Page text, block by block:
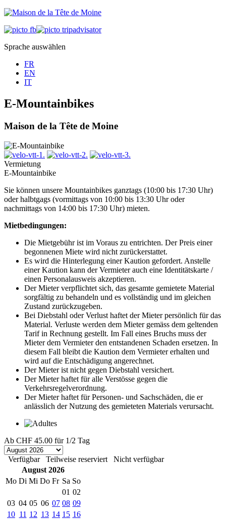
Sprache auswählen
FR
EN
IT
E-Mountainbikes
Maison de la Tête de Moine
Vermietung
E-Mountainbike
Sie können unsere Mountainbikes ganztags (10:00 bis 17:30 Uhr)
oder halbtgags (vormittags von 10:00 bis 13:30 Uhr oder
nachmittags von 14:00 bis 17:30 Uhr) mieten.
Mietbedingungen:
Die Mietgebühr ist im Voraus zu entrichten. Der Preis einer
begonnenen Miete wird nicht zurückerstattet.
Es wird die Hinterlegung einer Kaution gefordert. Anstelle
einer Kaution kann der Vermieter auch eine Identitätskarte /
einen Personalausweis akzeptieren.
Der Mieter verpflichtet sich, das gesamte gemietete Material
sorgfältig zu behandeln und es vollständig und im gleichen
Zustand zurückzugeben.
Bei Diebstahl oder Verlust haftet der Mieter persönlich für das
Material. Verluste werden dem Mieter gemäss dem geltenden
Tarif in Rechnung gestellt. Im Fall eines Bruchs muss der
Mieter dem Vermieter den entstandenen Schaden ersetzen. In
diesem Fall bleibt die Kaution dem Vermieter erhalten und
wird auf die Entschädigung angerechnet.
Der Mieter ist nicht gegen Diebstahl versichert.
Der Mieter haftet für alle Verstösse gegen die
Verkehrsregelverordnung.
Der Mieter haftet für Personen- und Sachschäden, die er
anlässlich der Nutzung des gemieteten Materials verursacht.
Ab CHF 45.00 für 1/2 Tag
Verfügbar Teilweise reserviert
Nicht verfügbar
August 2026
Mo Di Mi Do Fr Sa So
01 02
03 04 05 06 07 08 09
10 11 12 13 14 15 16